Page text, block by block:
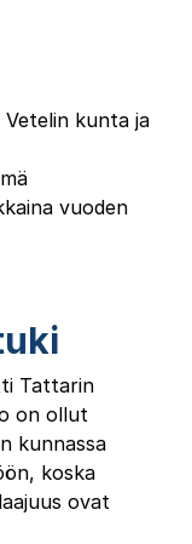
Vetelin kunta ja
vuoden
Tattarin
on ollut
kunnassa
koska
ovat